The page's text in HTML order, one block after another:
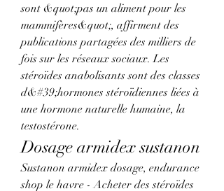
sont &quot;pas un aliment pour les
mammifères&quot;, affirment des
publications partagées des milliers de
fois sur les réseaux sociaux. Les
stéroïdes anabolisants sont des classes
d&#39;hormones stéroïdiennes liées à
une hormone naturelle humaine, la
testostérone.
Dosage armidex sustanon
Sustanon armidex dosage, endurance
shop le havre - Acheter des stéroïdes